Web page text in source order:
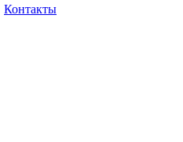
Контакты